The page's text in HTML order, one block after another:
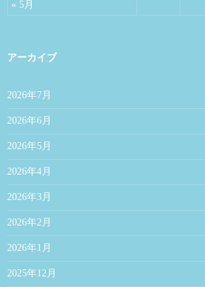
« 5月
アーカイブ
2026年7月
2026年6月
2026年5月
2026年4月
2026年3月
2026年2月
2026年1月
2025年12月